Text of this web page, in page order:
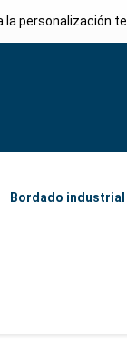
la personalización
Bordado industrial